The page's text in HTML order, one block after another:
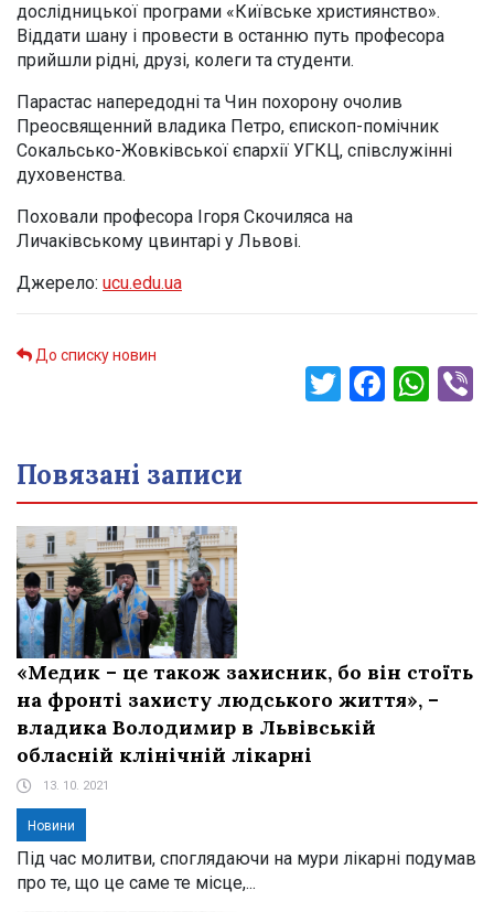
дослідницької програми «Київське християнство».
Віддати шану і провести в останню путь професора
прийшли рідні, друзі, колеги та студенти.
Парастас напередодні та Чин похорону очолив
Преосвященний владика Петро, єпископ-помічник
Сокальсько-Жовківської єпархії УГКЦ, співслужінні
духовенства.
Поховали професора Ігоря Скочиляса на
Личаківському цвинтарі у Львові.
Джерело: ucu.edu.ua
До списку новин
Twitter
Повязані записи
«Медик – це також захисник, бо він стоїть
на фронті захисту людського життя», –
владика Володимир в Львівській
обласній клінічній лікарні
13. 10. 2021
Новини
Під час молитви, споглядаючи на мури лікарні подумав
про те, що це саме те місце,...